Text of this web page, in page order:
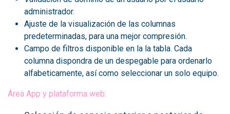
administrador.
Ajuste de la visualización de las columnas
predeterminadas, para una mejor compresión.
Campo de filtros disponible en la la tabla. Cada
columna dispondra de un despegable para ordenarlo
alfabeticamente, así como seleccionar un solo equipo.
Área App y plataforma web: